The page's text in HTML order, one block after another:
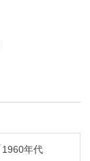
1960年代